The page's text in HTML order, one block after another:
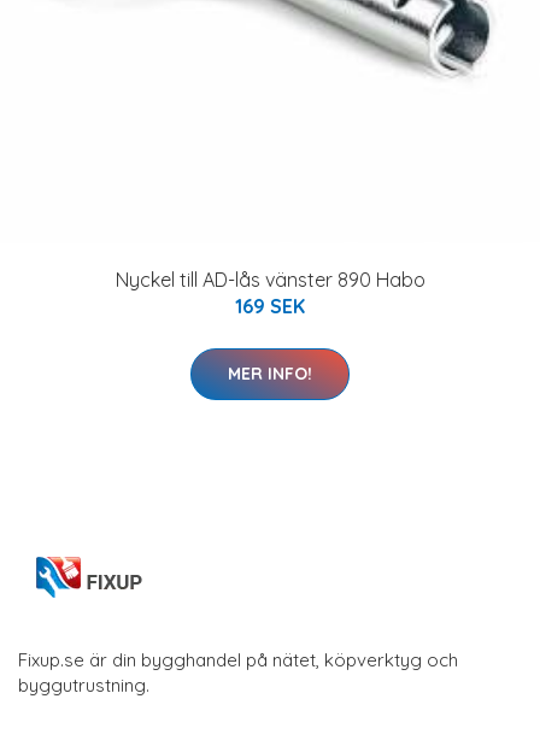
Nyckel till AD-lås vänster 890 Habo
169 SEK
MER INFO!
Fixup.se är din bygghandel på nätet, köpverktyg och
byggutrustning.